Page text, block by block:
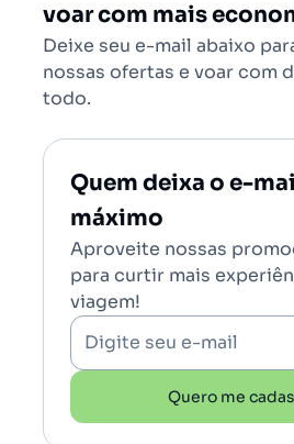
voar com mais
Deixe seu e-mail abaixo
nossas ofertas e voar com
todo.
Quem deixa o e-
máximo
Aproveite nossas
para curtir mais
viagem!
Digite seu e-mail
Quero me